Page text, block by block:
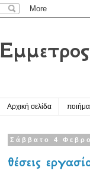
Αρχική σελίδα
Σάββατο 4
θέσεις